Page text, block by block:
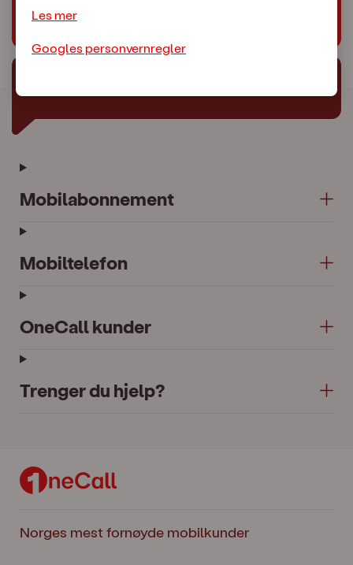
Trenger du hjelp?
Mobilabonnement
Mobiltelefon
OneCall kunder
Trenger du hjelp?
Norges mest fornøyde mobilkunder
Les mer
Googles personvernregler